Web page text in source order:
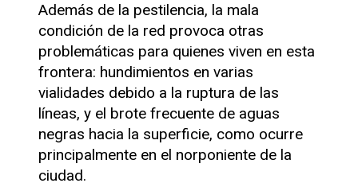
Además de la pestilencia, la mala
condición de la red provoca otras
problemáticas para quienes viven en esta
frontera: hundimientos en varias
vialidades debido a la ruptura de las
líneas, y el brote frecuente de aguas
negras hacia la superficie, como ocurre
principalmente en el norponiente de la
ciudad.